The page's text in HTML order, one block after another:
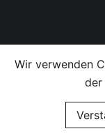
Wir verwenden
der